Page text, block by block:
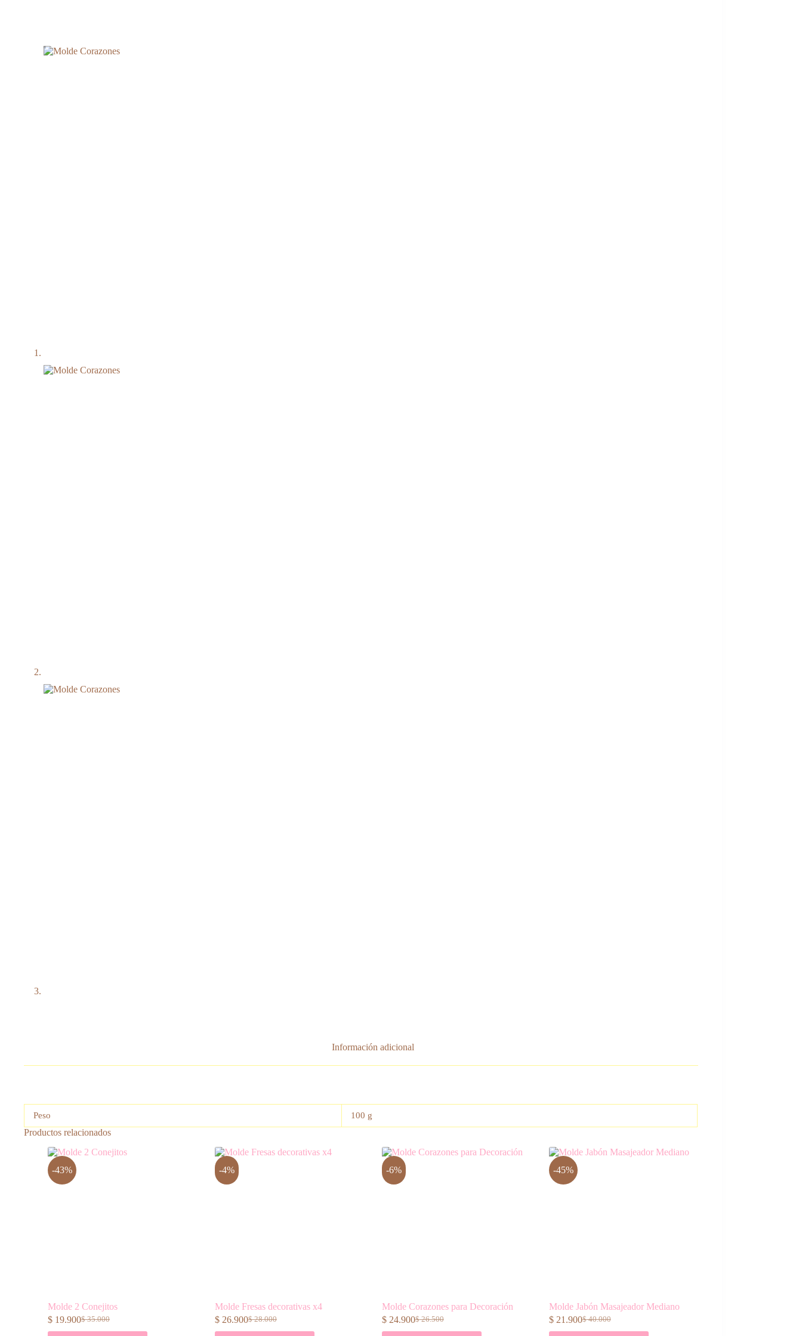
Información adicional
Peso 100 g
Productos relacionados
-43%
Molde 2 Conejitos
$35.000
El
$ 19.900El
-4%
Molde Fresas decorativas x4
$28.000
El
$26.900El
-6%
Molde Corazones para Decoración
$26.500
El
$24.900El
-45%
Molde Jabón Masajeador Mediano
$40.000
El
$21.900El